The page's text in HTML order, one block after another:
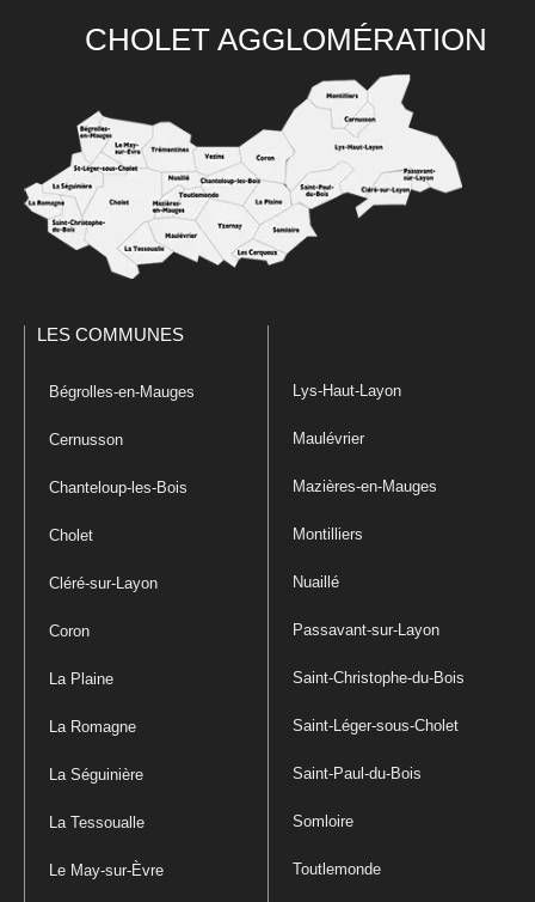
CHOLET AGGLOMÉRATION
LES COMMUNES
Bégrolles-en-Mauges
Cernusson
Chanteloup-les-Bois
Cholet
Cléré-sur-Layon
Coron
La Plaine
La Romagne
La Séguinière
La Tessoualle
Le May-sur-Èvre
Lys-Haut-Layon
Maulévrier
Mazières-en-Mauges
Montilliers
Nuaillé
Passavant-sur-Layon
Saint-Christophe-du-Bois
Saint-Léger-sous-Cholet
Saint-Paul-du-Bois
Somloire
Toutlemonde